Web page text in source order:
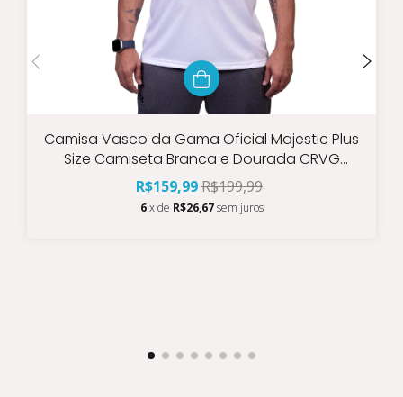
Camisa Vasco da Gama Oficial Majestic Plus
Size Camiseta Branca e Dourada CRVG
Original 2025
R$159,99R$199,99
6 x de R$26,67 sem juros